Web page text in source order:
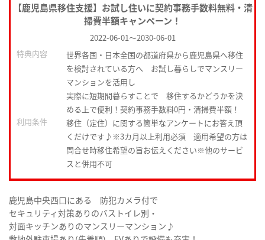
【鹿児島県移住支援】お試し住いに契約事務手数料無料・清
掃費半額キャンペーン！
2022-06-01～2030-06-01
特典内容
世界各国・日本全国の都道府県から鹿児島県へ移住
を検討されている方へ お試し暮らしでマンスリー
マンションを活用し
実際に短期間暮らすことで 移住するかどうかを決
める上で便利！契約事務手数料0円・清掃費半額！
利用条件
移住（定住）に関する簡単なアンケートにお答え頂
くだけです♪※3カ月以上利用必須 適用希望の方は
問合せ時移住希望の旨お伝えください※他のサービ
スと併用不可
鹿児島中央西口にある 防犯カメラ付で
セキュリティ対策ありのバストイレ別・
対面キッチンありのマンスリーマンション♪